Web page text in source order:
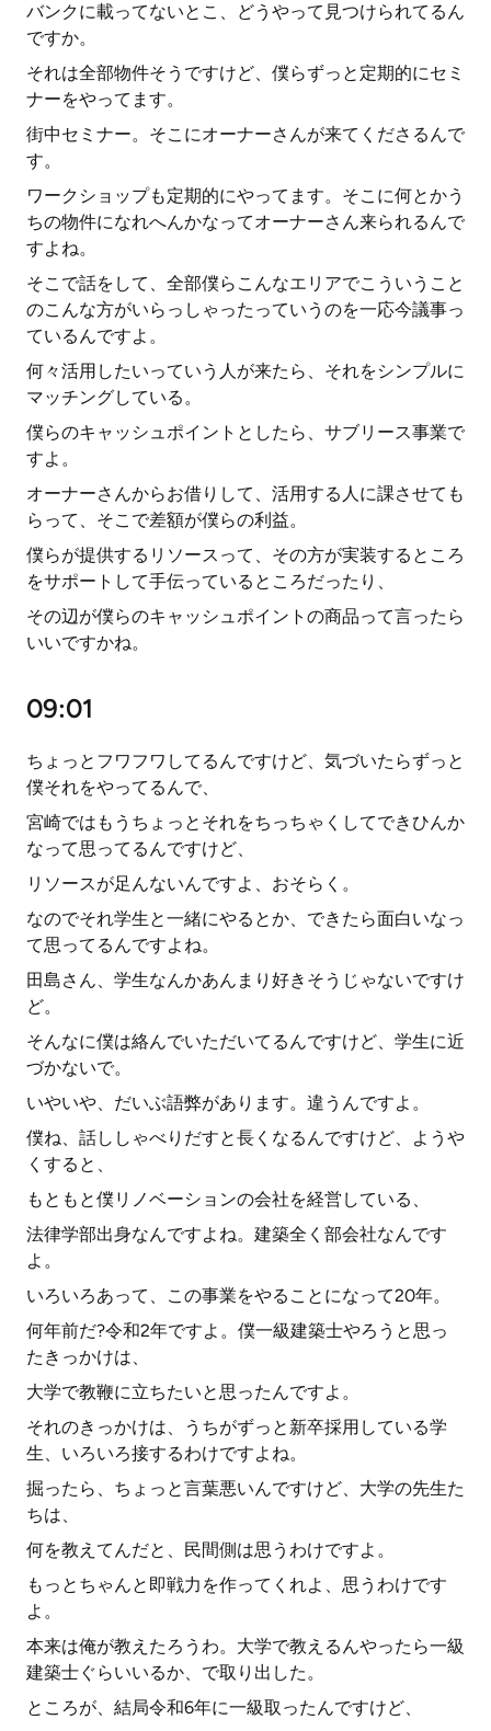
バンクに載ってないとこ、どうやって見つけられてるん
ですか。
それは全部物件そうですけど、僕らずっと定期的にセミ
ナーをやってます。
街中セミナー。そこにオーナーさんが来てくださるんで
す。
ワークショップも定期的にやってます。そこに何とかう
ちの物件になれへんかなってオーナーさん来られるんで
すよね。
そこで話をして、全部僕らこんなエリアでこういうこと
のこんな方がいらっしゃったっていうのを一応今議事っ
ているんですよ。
何々活用したいっていう人が来たら、それをシンプルに
マッチングしている。
僕らのキャッシュポイントとしたら、サブリース事業で
すよ。
オーナーさんからお借りして、活用する人に課させても
らって、そこで差額が僕らの利益。
僕らが提供するリソースって、その方が実装するところ
をサポートして手伝っているところだったり、
その辺が僕らのキャッシュポイントの商品って言ったら
いいですかね。
09:01
ちょっとフワフワしてるんですけど、気づいたらずっと
僕それをやってるんで、
宮崎ではもうちょっとそれをちっちゃくしてできひんか
なって思ってるんですけど、
リソースが足んないんですよ、おそらく。
なのでそれ学生と一緒にやるとか、できたら面白いなっ
て思ってるんですよね。
田島さん、学生なんかあんまり好きそうじゃないですけ
ど。
そんなに僕は絡んでいただいてるんですけど、学生に近
づかないで。
いやいや、だいぶ語弊があります。違うんですよ。
僕ね、話ししゃべりだすと長くなるんですけど、ようや
くすると、
もともと僕リノベーションの会社を経営している、
法律学部出身なんですよね。建築全く部会社なんです
よ。
いろいろあって、この事業をやることになって20年。
何年前だ?令和2年ですよ。僕一級建築士やろうと思っ
たきっかけは、
大学で教鞭に立ちたいと思ったんですよ。
それのきっかけは、うちがずっと新卒採用している学
生、いろいろ接するわけですよね。
掘ったら、ちょっと言葉悪いんですけど、大学の先生た
ちは、
何を教えてんだと、民間側は思うわけですよ。
もっとちゃんと即戦力を作ってくれよ、思うわけです
よ。
本来は俺が教えたろうわ。大学で教えるんやったら一級
建築士ぐらいいるか、で取り出した。
ところが、結局令和6年に一級取ったんですけど、